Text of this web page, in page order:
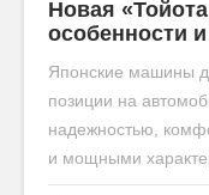
Новая
особенности
Японские машины
позиции на
надежностью,
и мощными